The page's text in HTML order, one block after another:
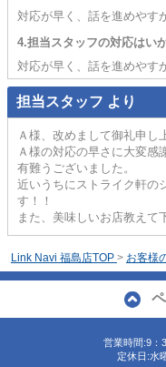
対応が早く、話を進めやす
4.担当スタッフの対応はい
対応が早く、話を進めやす
担当スタッフ より
Ａ様、改めまして御礼申し
Ａ様の対応の早さに大変感
有難うございました。
近いうちにストライク軒の
す！！
また、美味しいお店教えて
Link Navi 福島店TOP > お客様
営業時間:9：
定休日:水